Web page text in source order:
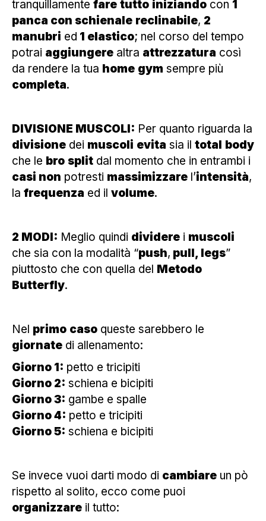
tranquillamente fare tutto iniziando con 1
panca con schienale reclinabile, 2
manubri ed 1 elastico; nel corso del tempo
potrai aggiungere altra attrezzatura così
da rendere la tua home gym sempre più
completa.
DIVISIONE MUSCOLI: Per quanto riguarda la
divisione dei muscoli evita sia il total body
che le bro split dal momento che in entrambi i
casi non potresti massimizzare l’intensità,
la frequenza ed il volume.
2 MODI: Meglio quindi dividere i muscoli
che sia con la modalità “push, pull, legs”
piuttosto che con quella del Metodo
Butterfly.
Nel primo caso queste sarebbero le
giornate di allenamento:
Giorno 1: petto e tricipiti
Giorno 2: schiena e bicipiti
Giorno 3: gambe e spalle
Giorno 4: petto e tricipiti
Giorno 5: schiena e bicipiti
Se invece vuoi darti modo di cambiare un pò
rispetto al solito, ecco come puoi
organizzare il tutto: